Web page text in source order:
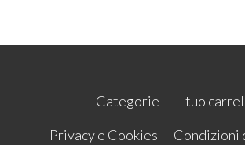
Categorie
Il tuo
Privacy e Cookies
Condizioni